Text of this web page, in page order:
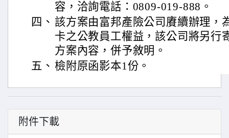
容，洽詢電話：0809-019-888。
四、 該方案由富邦產險公司賡續辦理，
卡之公教員工權益，該公司將另行
方案內容，併予敘明。
五、 檢附原函影本1份。
附件下載